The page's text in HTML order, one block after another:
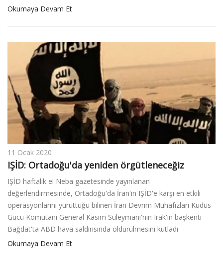
Okumaya Devam Et
11 Ocak 2020
IŞİD: Ortadoğu'da yeniden örgütleneceğiz
IŞİD haftalık el Neba gazetesinde yayınlanan
değerlendirmesinde, Ortadoğu'da İran'ın IŞİD'e karşı en etkili
operasyonlarını yürüttüğü bilinen İran Devrim Muhafızları Kudüs
Gücü Komutanı General Kasım Süleymani'nin Irak'ın başkenti
Bağdat'ta ABD hava saldırısında öldürülmesini kutladı
Okumaya Devam Et